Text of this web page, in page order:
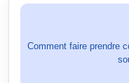
Comment faire prendre